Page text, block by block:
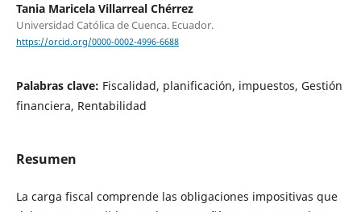
Tania Maricela Villarreal Chérrez
Universidad Católica de Cuenca. Ecuador.
https://orcid.org/0000-0002-4996-6688
Palabras clave: Fiscalidad, planificación, impuestos, Gestión
financiera, Rentabilidad
Resumen
La carga fiscal comprende las obligaciones impositivas que